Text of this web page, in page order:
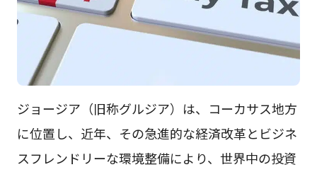
ジョージア（旧称グルジア）は、コーカサス地方
に位置し、近年、その急進的な経済改革とビジネ
スフレンドリーな環境整備により、世界中の投資